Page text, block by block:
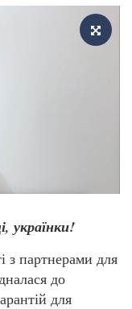
українки!
з партнерами для
до
для